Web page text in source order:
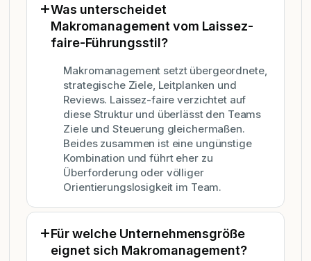
Was unterscheidet
Makromanagement vom Laissez-
faire-Führungsstil?
Makromanagement setzt übergeordnete,
strategische Ziele, Leitplanken und
Reviews. Laissez-faire verzichtet auf
diese Struktur und überlässt den Teams
Ziele und Steuerung gleichermaßen.
Beides zusammen ist eine ungünstige
Kombination und führt eher zu
Überforderung oder völliger
Orientierungslosigkeit im Team.
Für welche Unternehmensgröße
eignet sich Makromanagement?